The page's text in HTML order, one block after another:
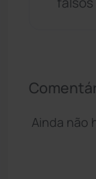
Ainda não